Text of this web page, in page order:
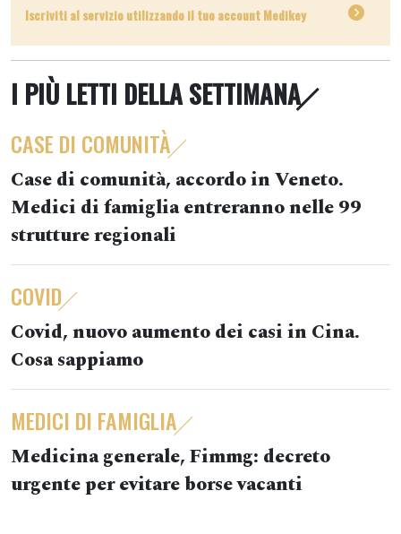
Iscriviti al servizio utilizzando il tuo account Medikey
I PIÙ LETTI DELLA SETTIMANA
CASE DI COMUNITÀ
Case di comunità, accordo in Veneto.
Medici di famiglia entreranno nelle 99
strutture regionali
COVID
Covid, nuovo aumento dei casi in Cina.
Cosa sappiamo
MEDICI DI FAMIGLIA
Medicina generale, Fimmg: decreto
urgente per evitare borse vacanti